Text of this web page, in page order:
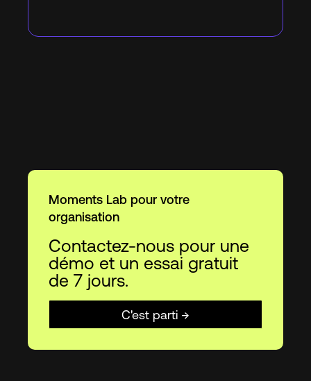
Moments Lab pour votre
organisation
Contactez-nous pour une
démo et un essai gratuit
de 7 jours.
C'est parti →